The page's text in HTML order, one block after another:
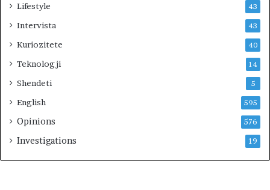
Lifestyle 43
Intervista 43
Kuriozitete 40
Teknologji 14
Shendeti 5
English 595
Opinions 576
Investigations 19